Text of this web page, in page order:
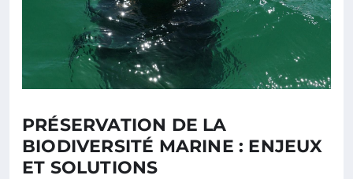
PRÉSERVATION DE LA
BIODIVERSITÉ MARINE : ENJEUX
ET SOLUTIONS